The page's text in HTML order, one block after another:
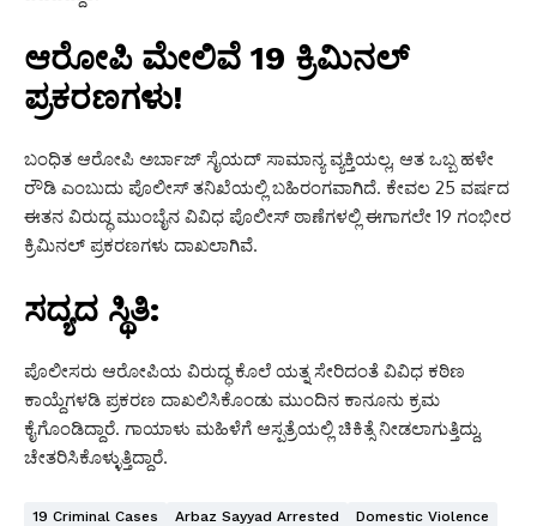
ಆರೋಪಿ ಮೇಲಿವೆ 19 ಕ್ರಿಮಿನಲ್
ಪ್ರಕರಣಗಳು!
ಬಂಧಿತ ಆರೋಪಿ ಅರ್ಬಾಜ್ ಸೈಯದ್ ಸಾಮಾನ್ಯ ವ್ಯಕ್ತಿಯಲ್ಲ, ಆತ ಒಬ್ಬ ಹಳೇ
ರೌಡಿ ಎಂಬುದು ಪೊಲೀಸ್ ತನಿಖೆಯಲ್ಲಿ ಬಹಿರಂಗವಾಗಿದೆ. ಕೇವಲ 25 ವರ್ಷದ
ಈತನ ವಿರುದ್ಧ ಮುಂಬೈನ ವಿವಿಧ ಪೊಲೀಸ್ ಠಾಣೆಗಳಲ್ಲಿ ಈಗಾಗಲೇ 19 ಗಂಭೀರ
ಕ್ರಿಮಿನಲ್ ಪ್ರಕರಣಗಳು ದಾಖಲಾಗಿವೆ.
ಸದ್ಯದ ಸ್ಥಿತಿ:
ಪೊಲೀಸರು ಆರೋಪಿಯ ವಿರುದ್ಧ ಕೊಲೆ ಯತ್ನ ಸೇರಿದಂತೆ ವಿವಿಧ ಕಠಿಣ
ಕಾಯ್ದೆಗಳಡಿ ಪ್ರಕರಣ ದಾಖಲಿಸಿಕೊಂಡು ಮುಂದಿನ ಕಾನೂನು ಕ್ರಮ
ಕೈಗೊಂಡಿದ್ದಾರೆ. ಗಾಯಾಳು ಮಹಿಳೆಗೆ ಆಸ್ಪತ್ರೆಯಲ್ಲಿ ಚಿಕಿತ್ಸೆ ನೀಡಲಾಗುತ್ತಿದ್ದು,
ಚೇತರಿಸಿಕೊಳ್ಳುತ್ತಿದ್ದಾರೆ.
19 Criminal Cases Arbaz Sayyad Arrested
Domestic Violence